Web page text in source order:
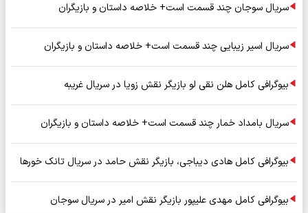
سریال سوجان چند قسمت است+ خلاصه داستان و بازیگران
سریال اسیر زیبایی چند قسمت است+ خلاصه داستان و بازیگران
بیوگرافی کامل هلن نقی لو بازیگر نقش زویا در سریال غریبه
سریال بامداد خمار چند قسمت است+ خلاصه داستان و بازیگران
بیوگرافی کامل هادی دیباجی، بازیگر نقش حامد در سریال تانک خورها
بیوگرافی کامل مهدی علیپور بازیگر نقش امیر در سریال سوجان